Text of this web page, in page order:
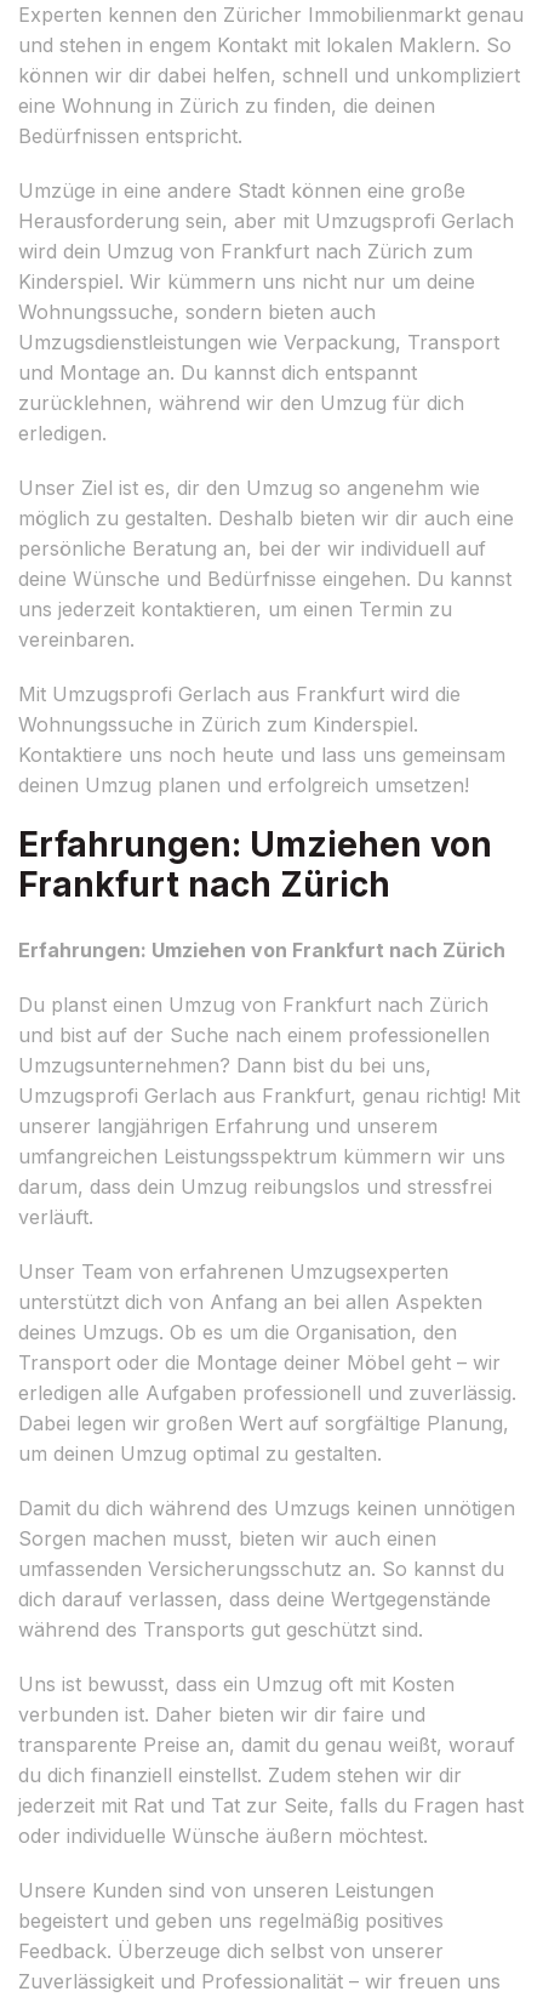
Experten kennen den Züricher Immobilienmarkt genau
und stehen in engem Kontakt mit lokalen Maklern. So
können wir dir dabei helfen, schnell und unkompliziert
eine Wohnung in Zürich zu finden, die deinen
Bedürfnissen entspricht.
Umzüge in eine andere Stadt können eine große
Herausforderung sein, aber mit Umzugsprofi Gerlach
wird dein Umzug von Frankfurt nach Zürich zum
Kinderspiel. Wir kümmern uns nicht nur um deine
Wohnungssuche, sondern bieten auch
Umzugsdienstleistungen wie Verpackung, Transport
und Montage an. Du kannst dich entspannt
zurücklehnen, während wir den Umzug für dich
erledigen.
Unser Ziel ist es, dir den Umzug so angenehm wie
möglich zu gestalten. Deshalb bieten wir dir auch eine
persönliche Beratung an, bei der wir individuell auf
deine Wünsche und Bedürfnisse eingehen. Du kannst
uns jederzeit kontaktieren, um einen Termin zu
vereinbaren.
Mit Umzugsprofi Gerlach aus Frankfurt wird die
Wohnungssuche in Zürich zum Kinderspiel.
Kontaktiere uns noch heute und lass uns gemeinsam
deinen Umzug planen und erfolgreich umsetzen!
Erfahrungen: Umziehen von
Frankfurt nach Zürich
Erfahrungen: Umziehen von Frankfurt nach Zürich
Du planst einen Umzug von Frankfurt nach Zürich
und bist auf der Suche nach einem professionellen
Umzugsunternehmen? Dann bist du bei uns,
Umzugsprofi Gerlach aus Frankfurt, genau richtig! Mit
unserer langjährigen Erfahrung und unserem
umfangreichen Leistungsspektrum kümmern wir uns
darum, dass dein Umzug reibungslos und stressfrei
verläuft.
Unser Team von erfahrenen Umzugsexperten
unterstützt dich von Anfang an bei allen Aspekten
deines Umzugs. Ob es um die Organisation, den
Transport oder die Montage deiner Möbel geht – wir
erledigen alle Aufgaben professionell und zuverlässig.
Dabei legen wir großen Wert auf sorgfältige Planung,
um deinen Umzug optimal zu gestalten.
Damit du dich während des Umzugs keinen unnötigen
Sorgen machen musst, bieten wir auch einen
umfassenden Versicherungsschutz an. So kannst du
dich darauf verlassen, dass deine Wertgegenstände
während des Transports gut geschützt sind.
Uns ist bewusst, dass ein Umzug oft mit Kosten
verbunden ist. Daher bieten wir dir faire und
transparente Preise an, damit du genau weißt, worauf
du dich finanziell einstellst. Zudem stehen wir dir
jederzeit mit Rat und Tat zur Seite, falls du Fragen hast
oder individuelle Wünsche äußern möchtest.
Unsere Kunden sind von unseren Leistungen
begeistert und geben uns regelmäßig positives
Feedback. Überzeuge dich selbst von unserer
Zuverlässigkeit und Professionalität – wir freuen uns